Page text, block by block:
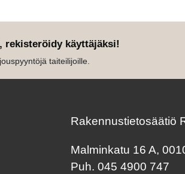
rekisteröidy käyttäjäksi!
taiteilijoille.
Rakennustietosäätiö
Malminkatu 16 A,
Puh. 045 4900 747